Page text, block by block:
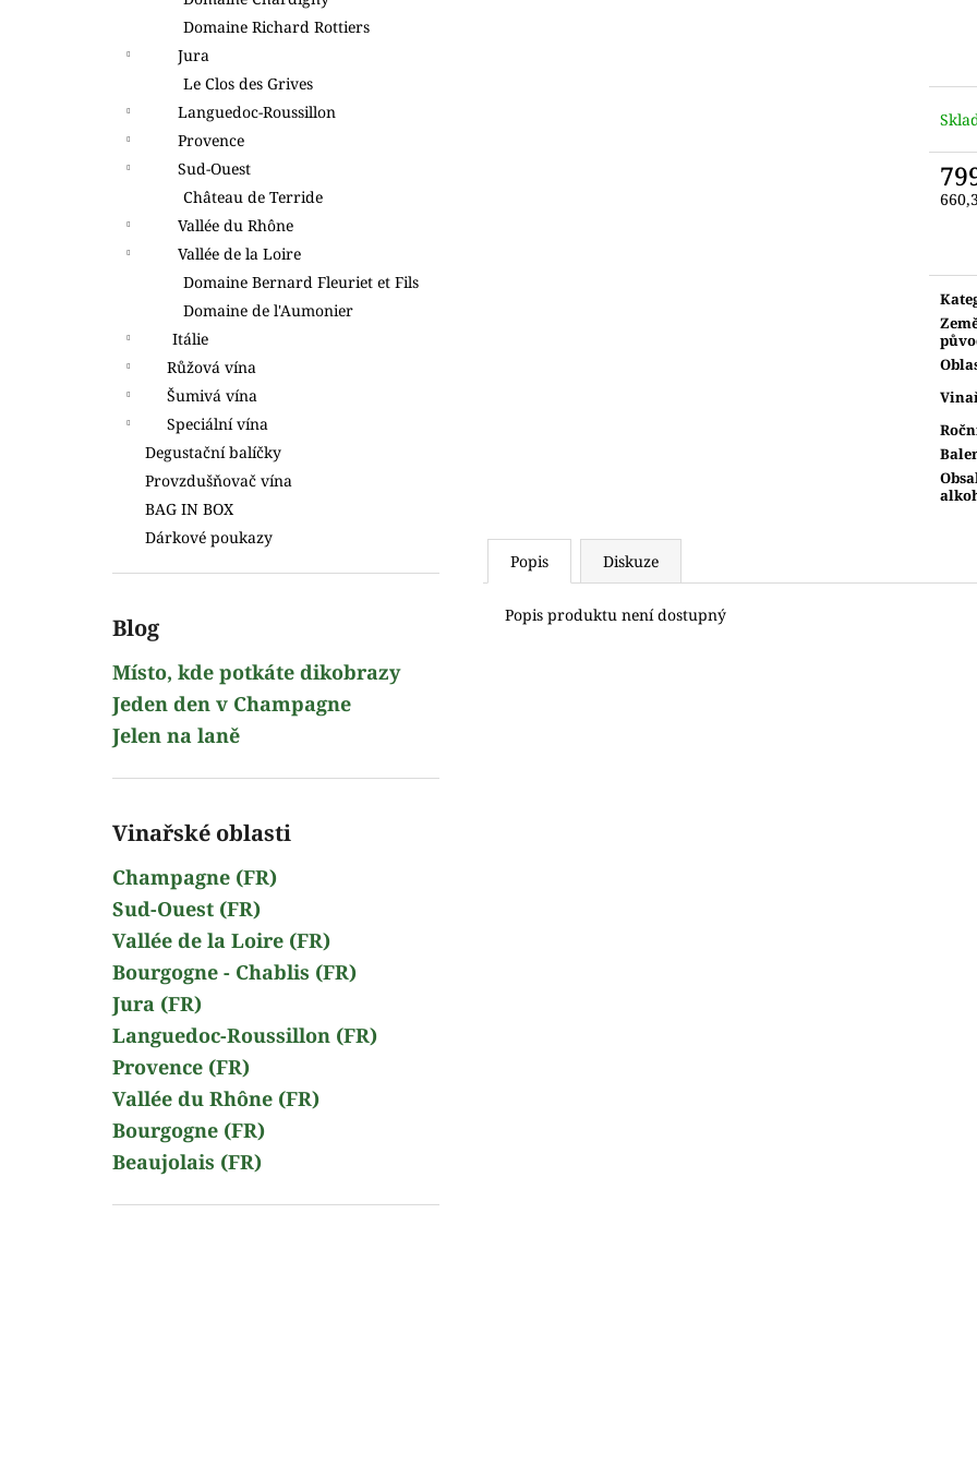
Domaine Richard Rottiers
Jura
Le Clos des Grives
Languedoc-Roussillon
Provence
Sud-Ouest
Château de Terride
Vallée du Rhône
Vallée de la Loire
Domaine Bernard Fleuriet et Fils
Domaine de l'Aumonier
Itálie
Růžová vína
Šumivá vína
Speciální vína
Degustační balíčky
Provzdušňovač vína
BAG IN BOX
Dárkové poukazy
Blog
Místo, kde potkáte dikobrazy
Jeden den v Champagne
Jelen na laně
Vinařské oblasti
Champagne (FR)
Sud-Ouest (FR)
Vallée de la Loire (FR)
Bourgogne - Chablis (FR)
Jura (FR)
Languedoc-Roussillon (FR)
Provence (FR)
Vallée du Rhône (FR)
Bourgogne (FR)
Beaujolais (FR)
Popis Diskuze
Popis produktu není dostupný